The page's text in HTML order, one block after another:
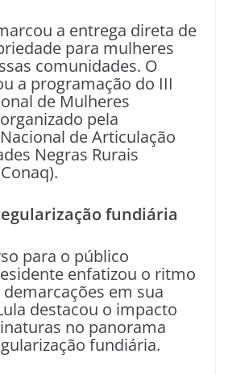
a entrega direta de
para mulheres
comunidades. O
a programação do III
de Mulheres
pela
de Articulação
Negras Rurais
fundiária
para o público
enfatizou o ritmo
em sua
destacou o impacto
no panorama
fundiária.